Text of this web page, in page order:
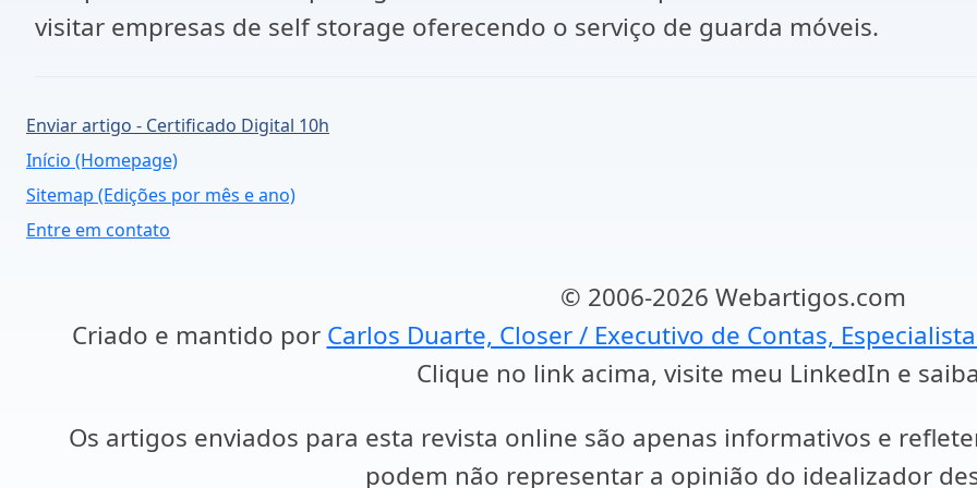
visitar empresas de self storage oferecendo o serviço de guarda móveis.
Enviar artigo - Certificado Digital 10h
Início (Homepage)
Sitemap (Edições por mês e ano)
Entre em contato
© 2006-2026 Webartigos.com
Criado e mantido por Carlos Duarte, Closer / Executivo de Contas,
Clique no link acima, visite meu LinkedIn e
Os artigos enviados para esta revista online são apenas informativos e
podem não representar a opinião do idealizador